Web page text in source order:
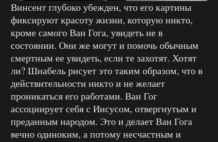
Винсент глубоко убежден, что его картины
фиксируют красоту жизни, которую никто,
кроме самого Ван Гога, увидеть не в
состоянии. Они же могут и помочь обычным
смертным ее увидеть, если те захотят. Хотят
ли? Шнабель рисует это таким образом, что в
действительности никто и не желает
проникаться его работами. Ван Гог
ассоциирует себя с Иисусом, отвергнутым и
преданным народом. Это и делает Ван Гога
вечно одиноким, а потому несчастным и